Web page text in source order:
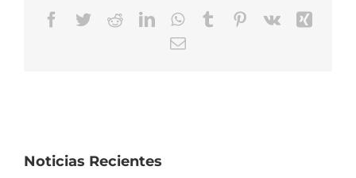
Facebook
TwitterRedditLinkedInWhatsApp
TumblrPinterest
Vk
Correo
Noticias Recientes